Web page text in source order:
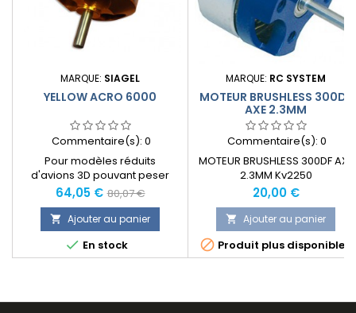
MARQUE: SIAGEL
YELLOW ACRO 6000
Commentaire(s): 0
Pour modèles réduits
d'avions 3D pouvant peser
jusqu'à 6 kg en ordre de vol
Prix
64,05 € Prix
normal
80,07 €
 Ajouter au panier
 En stock
MARQUE: RC SYSTEM
MOTEUR BRUSHLESS 300DF
AXE 2.3MM
Commentaire(s): 0
MOTEUR BRUSHLESS 300DF AXE
2.3MM Kv2250
Prix
20,00 €
 Ajouter au panier
 Produit plus disponible